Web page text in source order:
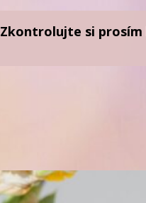
Zkontrolujte si prosím